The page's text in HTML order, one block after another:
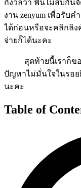
กังวลว่า ฟันไม่สบกัน
งาน zenyum เพื่อรับ
ได้ก่อนหรือจะคลิกลิง
จ่ายก็ได้นะคะ
สุดท้ายนี้เราก็ขอเ
ปัญหาไม่มั่นใจในรอย
นะคะ
Table of